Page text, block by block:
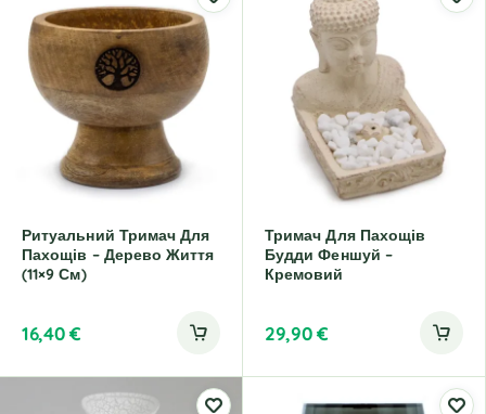
Ритуальний Тримач Для
Пахощів – Дерево Життя
(11×9 См)
16,40€
Тримач Для Пахощів
Будди Феншуй –
Кремовий
29,90€